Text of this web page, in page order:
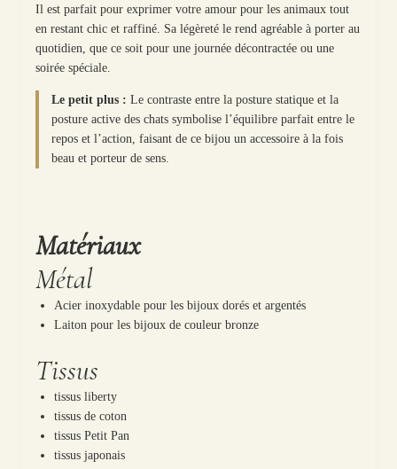
Il est parfait pour exprimer votre amour pour les animaux tout
en restant chic et raffiné. Sa légèreté le rend agréable à porter au
quotidien, que ce soit pour une journée décontractée ou une
soirée spéciale.
Le petit plus : Le contraste entre la posture statique et la
posture active des chats symbolise l’équilibre parfait entre le
repos et l’action, faisant de ce bijou un accessoire à la fois
beau et porteur de sens.
Matériaux
Métal
Acier inoxydable pour les bijoux dorés et argentés
Laiton pour les bijoux de couleur bronze
Tissus
tissus liberty
tissus de coton
tissus Petit Pan
tissus japonais